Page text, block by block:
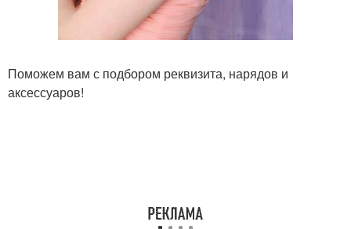
Поможем вам с подбором реквизита, нарядов и
аксессуаров!